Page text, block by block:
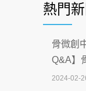
科能量
2026-07-08
沒菸酒
慣」逆
2026-07-
熱門
骨微創
Q&A】
2024-02-